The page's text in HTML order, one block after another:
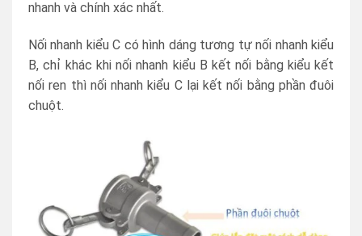
nhanh và chính xác nhất.
Nối nhanh kiểu C có hình dáng tương tự nối nhanh kiểu
B, chỉ khác khi nối nhanh kiểu B kết nối bằng kiểu kết
nối ren thì nối nhanh kiểu C lại kết nối bằng phần đuôi
chuột.